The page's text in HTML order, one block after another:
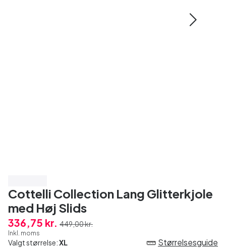
Cottelli Collection Lang Glitterkjole
med Høj Slids
336,75 kr. 449,00 kr.
Inkl. moms
Valgt størrelse:XL Størrelsesguide